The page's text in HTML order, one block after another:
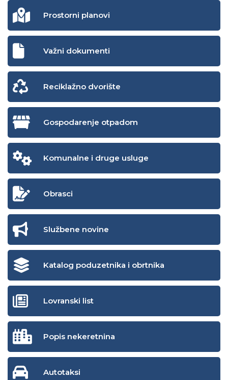
Prostorni planovi
Važni dokumenti
Reciklažno dvorište
Gospodarenje otpadom
Komunalne i druge usluge
Obrasci
Službene novine
Katalog poduzetnika i obrtnika
Lovranski list
Popis nekeretnina
Autotaksi